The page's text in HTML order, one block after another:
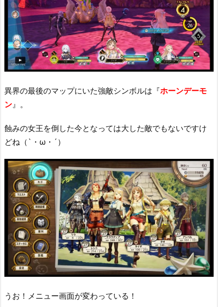
異界の最後のマップにいた強敵シンボルは『ホーンデーモ
ン』。
蝕みの女王を倒した今となっては大した敵でもないですけ
どね（`・ω・´）
うお！メニュー画面が変わっている！